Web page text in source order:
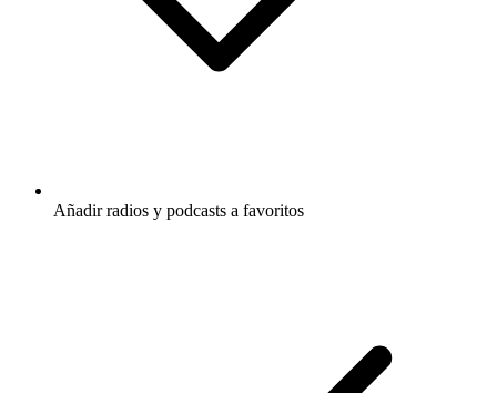
Añadir radios y podcasts a favoritos